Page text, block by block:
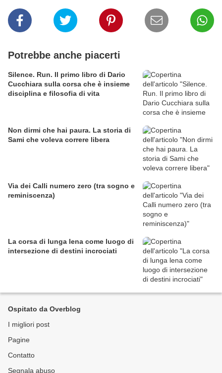
Potrebbe anche piacerti
Silence. Run. Il primo libro di Dario
Cucchiara sulla corsa che è insieme
disciplina e filosofia di vita
Non dirmi che hai paura. La storia di
Sami che voleva correre libera
Via dei Calli numero zero (tra sogno e
reminiscenza)
La corsa di lunga lena come luogo di
intersezione di destini incrociati
Ospitato da Overblog
I migliori post
Pagine
Contatto
Segnala abuso